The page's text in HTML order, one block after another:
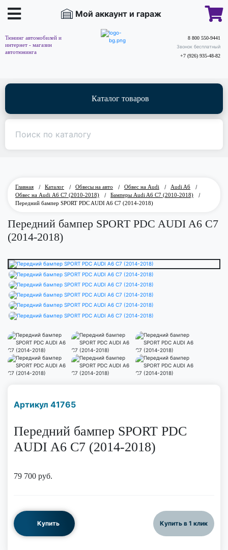
Мой аккаунт и гараж
Тюнинг автомобилей и
интернет - магазин
автотюнинга
8 800 550-9441
Звонок бесплатный
+7 (926) 935-48-82
Каталог товаров
Главная / Каталог / Обвесы на авто / Обвес на Audi / Audi A6
/
Обвес на Audi А6 C7 (2010-2018)
/ Бамперы Audi A6 C7 (2010-2018)
/
Передний бампер SPORT PDC AUDI A6 C7 (2014-2018)
Передний бампер SPORT PDC AUDI A6 C7
(2014-2018)
Артикул 41765
Передний бампер SPORT PDC
AUDI A6 C7 (2014-2018)
79 700 руб.
Купить Купить в 1 клик